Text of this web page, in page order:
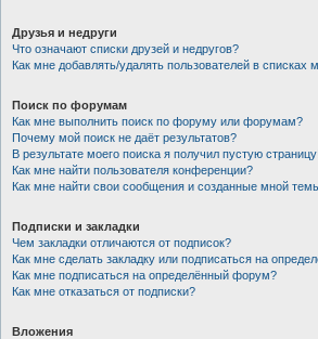
Друзья и недруги
Что означают списки друзей и недругов?
Как мне добавлять/удалять пользователей в списках
Поиск по форумам
Как мне выполнить поиск по форуму или форумам?
Почему мой поиск не даёт результатов?
В результате моего поиска я получил пустую страницу!
Как мне найти пользователя конференции?
Как мне найти свои сообщения и созданные мной
Подписки и закладки
Чем закладки отличаются от подписок?
Как мне сделать закладку или подписаться на
Как мне подписаться на определённый форум?
Как мне отказаться от подписки?
Вложения